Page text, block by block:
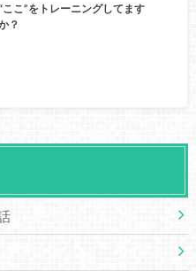
“ここ”をトレーニングしてます
？